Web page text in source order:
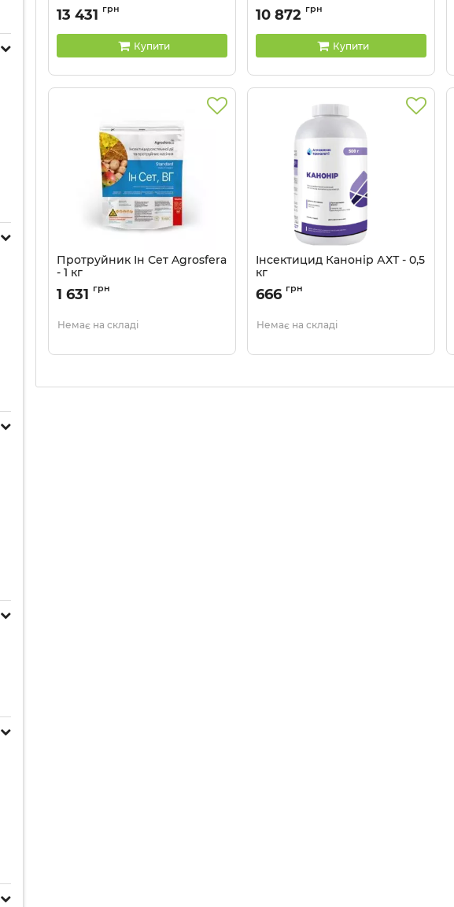
13 431 грн
Купити
10 872 грн
Купити
Протруйник Ін Сет Agrosfera
- 1 кг
Артикул: 14041137
1 631 грн
Немає на складі
Інсектицид Канонір АХТ - 0,5
кг
Артикул: 1303006
666 грн
Немає на складі